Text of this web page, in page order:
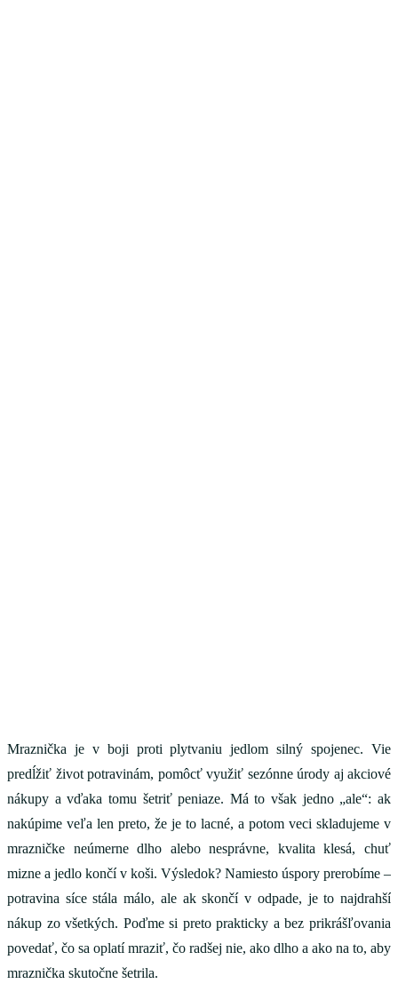
Mraznička je v boji proti plytvaniu jedlom silný spojenec. Vie
predĺžiť život potravinám, pomôcť využiť sezónne úrody aj akciové
nákupy a vďaka tomu šetriť peniaze. Má to však jedno „ale“: ak
nakúpime veľa len preto, že je to lacné, a potom veci skladujeme v
mrazničke neúmerne dlho alebo nesprávne, kvalita klesá, chuť
mizne a jedlo končí v koši. Výsledok? Namiesto úspory prerobíme –
potravina síce stála málo, ale ak skončí v odpade, je to najdrahší
nákup zo všetkých. Poďme si preto prakticky a bez prikrášľovania
povedať, čo sa oplatí mraziť, čo radšej nie, ako dlho a ako na to, aby
mraznička skutočne šetrila.